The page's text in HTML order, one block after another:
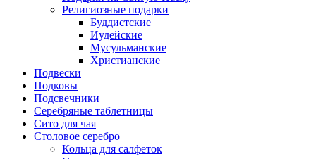
Религиозные подарки
Буддистские
Иудейские
Мусульманские
Христианские
Подвески
Подковы
Подсвечники
Серебряные таблетницы
Сито для чая
Столовое серебро
Кольца для салфеток